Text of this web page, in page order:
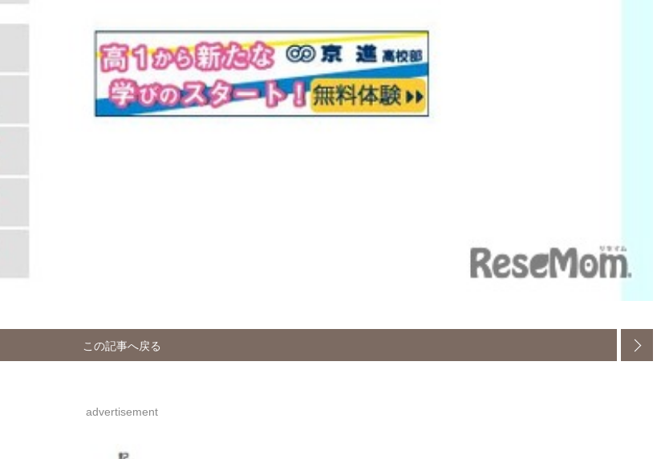
この記事へ戻る
advertisement